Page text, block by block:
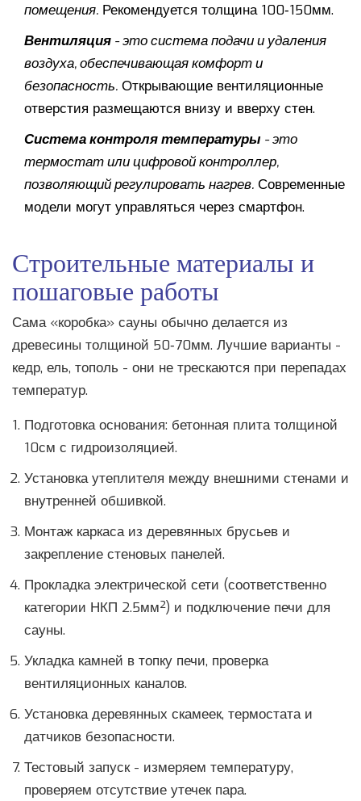
помещения. Рекомендуется толщина 100‑150мм.
Вентиляция - этосистема подачи и удаления
воздуха, обеспечивающая комфорт и
безопасность. Открывающие вентиляционные
отверстия размещаются внизу и вверху стен.
Система контроля температуры - это
термостат или цифровой контроллер,
позволяющий регулировать нагрев. Современные
модели могут управляться через смартфон.
Строительные материалы и
пошаговые работы
Сама «коробка» сауны обычно делается из
древесины толщиной 50‑70мм. Лучшие варианты -
кедр, ель, тополь - они не трескаются при перепадах
температур.
Подготовка основания: бетонная плита толщиной
10см с гидроизоляцией.
Установка утеплителя между внешними стенами и
внутренней обшивкой.
Монтаж каркаса из деревянных брусьев и
закрепление стеновых панелей.
Прокладка электрической сети (соответственно
категории НКП 2.5мм²) и подключение печи для
сауны.
Укладка камней в топку печи, проверка
вентиляционных каналов.
Установка деревянных скамеек, термостата и
датчиков безопасности.
Тестовый запуск - измеряем температуру,
проверяем отсутствие утечек пара.